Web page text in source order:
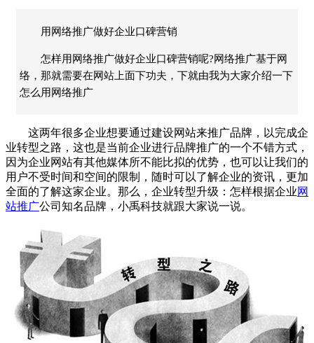
用网络推广做好企业口碑营销
怎样用网络推广做好企业口碑营销呢?网络推广基于网
络，那就需要在网站上面下功夫，下就由我为大家介绍一下
怎么用网络推广
这两年很多企业想要通过建设网站来推广品牌，以完成企
业转型之路，这也是当前企业进行品牌推广的一个不错方式，
因为企业网站有其他媒体所不能比拟的优势，也可以让我们的
用户不受时间和空间的限制，随时可以了解企业的资讯，更加
全面的了解这家企业。那么，企业转型升级：怎样根据企业网
站推广公司知名品牌，小禹科技就跟大家说一说。